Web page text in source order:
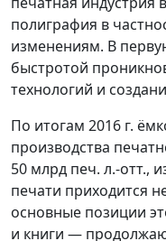
полиграфия в
изменениям. В
быстротой
технологий и
По итогам 2016 г.
производства
50 млрд печ. л.-отт.,
печати приходится
основные позиции
и книги —